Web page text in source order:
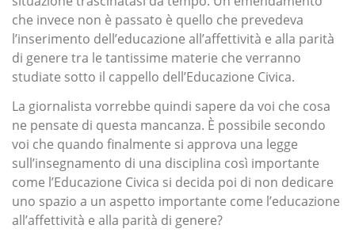
che invece non è passato è quello che prevedeva
l’inserimento dell’educazione all’affettività e alla parità
di genere tra le tantissime materie che verranno
studiate sotto il cappello dell’Educazione Civica.
La giornalista vorrebbe quindi sapere da voi che cosa
ne pensate di questa mancanza. È possibile secondo
voi che quando finalmente si approva una legge
sull’insegnamento di una disciplina così importante
come l’Educazione Civica si decida poi di non dedicare
uno spazio a un aspetto importante come l’educazione
all’affettività e alla parità di genere?